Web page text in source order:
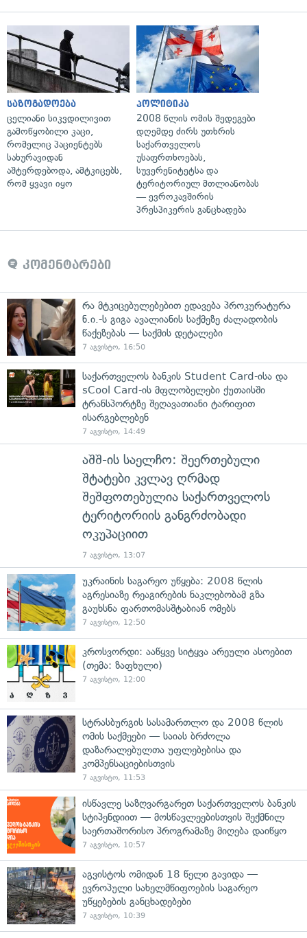
საზოგადოება
ცელიანი სიკვდილივით
გამოწყობილი კაცი,
რომელიც პაციენტებს
სახურავიდან
აშტერდებოდა, ამტკიცებს,
რომ ყვავი იყო
პოლიტიკა
2008 წლის ომის შედეგები
დღემდე ძირს უთხრის
საქართველოს
უსაფრთხოებას,
სუვერენიტეტსა და
ტერიტორიულ მთლიანობას
— ევროკავშირის
პრესპიკერის განცხადება
კომენტარები
რა მტკიცებულებებით ედავება პროკურატურა
ნ.ი.-ს გიგა ავალიანის საქმეზე ძალადობის
წაქეზებას — საქმის დეტალები
7 აგვისტო, 16:50
საქართველოს ბანკის Student Card-ისა და
sCool Card-ის მფლობელები ქუთაისში
ტრანსპორტზე შეღავათიანი ტარიფით
ისარგებლებენ
7 აგვისტო, 14:49
აშშ-ის საელჩო: შეერთებული
შტატები კვლავ ღრმად
შეშფოთებულია საქართველოს
ტერიტორიის განგრძობადი
ოკუპაციით
7 აგვისტო, 13:07
უკრაინის საგარეო უწყება: 2008 წლის
აგრესიაზე რეაგირების ნაკლებობამ გზა
გაუხსნა ფართომასშტაბიან ომებს
7 აგვისტო, 12:50
კროსვორდი: ააწყვე სიტყვა არეული ასოებით
(თემა: ზაფხული)
7 აგვისტო, 12:00
სტრასბურგის სასამართლო და 2008 წლის
ომის საქმეები — საიას ბრძოლა
დაზარალებულთა უფლებებისა და
კომპენსაციებისთვის
7 აგვისტო, 11:53
ისწავლე საზღვარგარეთ საქართველოს ბანკის
სტიპენდიით — მოსწავლეებისთვის შექმნილ
საერთაშორისო პროგრამაზე მიღება დაიწყო
7 აგვისტო, 10:57
აგვისტოს ომიდან 18 წელი გავიდა —
ევროპული სახელმწიფოების საგარეო
უწყებების განცხადებები
7 აგვისტო, 10:39